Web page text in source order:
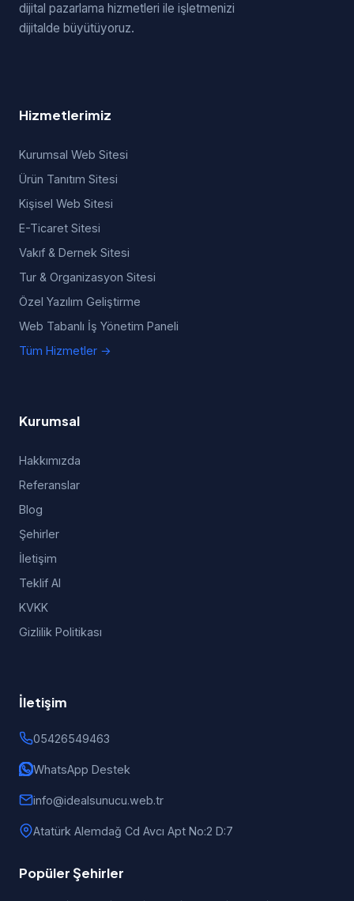
dijital pazarlama hizmetleri ile işletmenizi
dijitalde büyütüyoruz.
Hizmetlerimiz
Kurumsal Web Sitesi
Ürün Tanıtım Sitesi
Kişisel Web Sitesi
E-Ticaret Sitesi
Vakıf & Dernek Sitesi
Tur & Organizasyon Sitesi
Özel Yazılım Geliştirme
Web Tabanlı İş Yönetim Paneli
Tüm Hizmetler →
Kurumsal
Hakkımızda
Referanslar
Blog
Şehirler
İletişim
Teklif Al
KVKK
Gizlilik Politikası
İletişim
05426549463
WhatsApp Destek
info@idealsunucu.web.tr
Atatürk Alemdağ Cd Avcı Apt No:2 D:7
Popüler Şehirler